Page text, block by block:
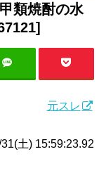
類焼酎の水
元スレ
31(土) 15:59:23.92